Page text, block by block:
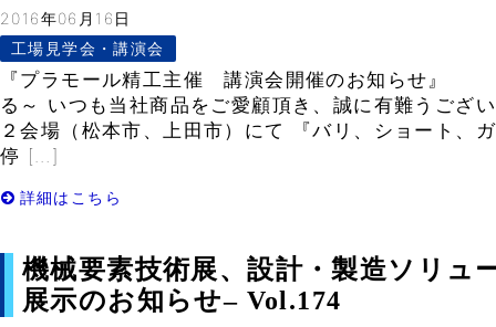
2016年06月16日
工場見学会・講演会
『プラモール精工主催 講演会開催のお知らせ』
る～ いつも当社商品をご愛顧頂き、誠に有難うござ
２会場（松本市、上田市）にて 『バリ、ショート、
停 […]
詳細はこちら
機械要素技術展、設計・製造ソリュ
展示のお知らせ– Vol.174